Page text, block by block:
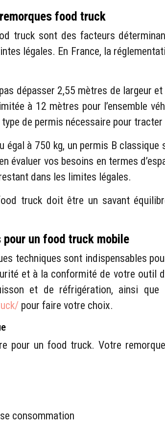
food truck
truck sont des facteurs
légales. En France, la
dépasser 2,55 mètres de largeur
à 12 mètres pour l’ensemble
de permis nécessaire pour
à 750 kg, un permis B
évaluer vos besoins en termes
dans les limites légales.
truck doit être un savant
un food truck mobile
techniques sont indispensables
et à la conformité de votre outil
et de réfrigération, ainsi
pour faire votre choix.
pour un food truck. Votre
consommation